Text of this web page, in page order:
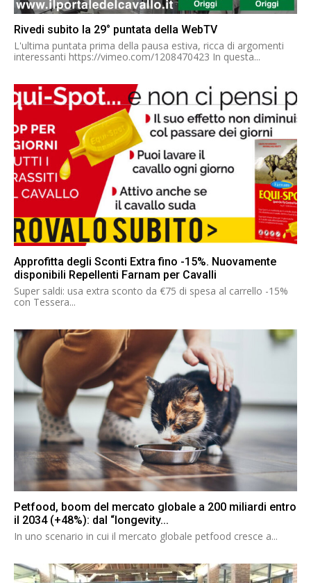
Rivedi subito la 29° puntata della WebTV
L'ultima puntata prima della pausa estiva, ricca di argomenti
interessanti https://vimeo.com/1208470423 In questa...
Approfitta degli Sconti Extra fino -15%. Nuovamente
disponibili Repellenti Farnam per Cavalli
Super saldi: usa extra sconto da €75 di spesa al carrello -15%
con Tessera...
Petfood, boom del mercato globale a 200 miliardi entro
il 2034 (+48%): dal “longevity...
In uno scenario in cui il mercato globale petfood cresce a...